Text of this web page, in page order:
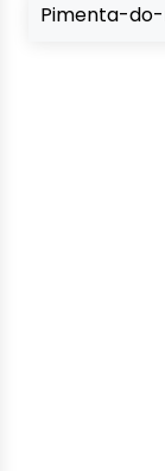
Pimenta-